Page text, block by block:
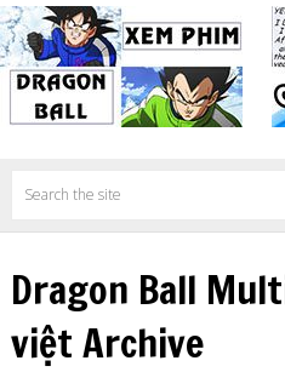
Dragon Ball
việt Archive